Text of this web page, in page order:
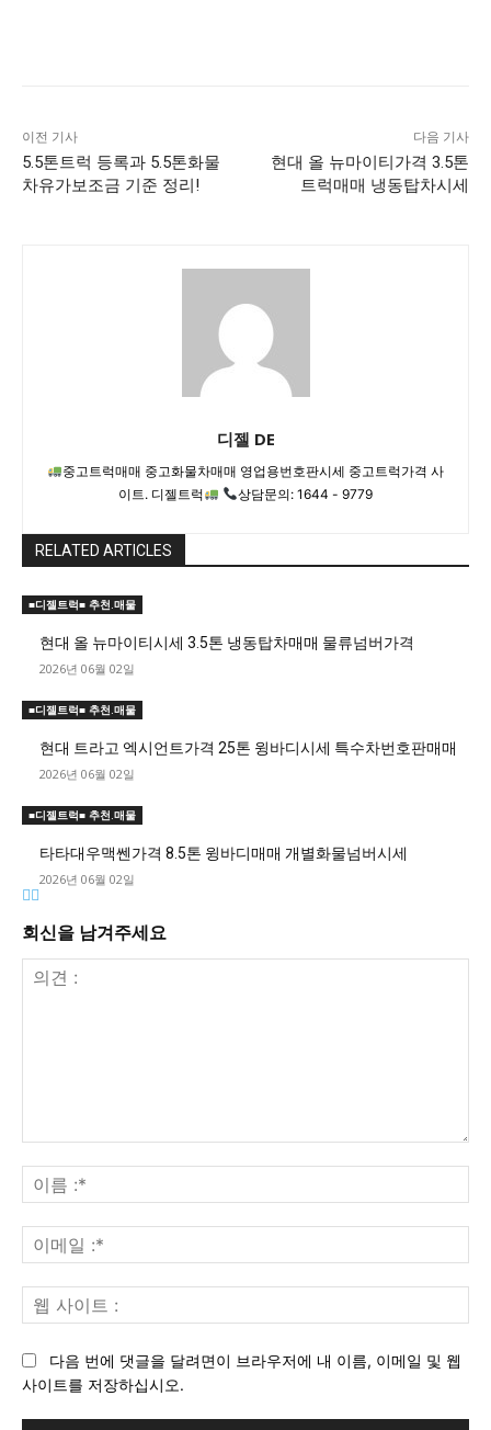
이전 기사
5.5톤트럭 등록과 5.5톤화물
차유가보조금 기준 정리!
다음 기사
현대 올 뉴마이티가격 3.5톤
트럭매매 냉동탑차시세
디젤 DE
중고트럭매매 중고화물차매매 영업용번호판시세 중고트럭가격 사
이트. 디젤트럭
상담문의: 1644 - 9779
RELATED ARTICLES
■디젤트럭■ 추천.매물
현대 올 뉴마이티시세 3.5톤 냉동탑차매매 물류넘버가격
2026년 06월 02일
■디젤트럭■ 추천.매물
현대 트라고 엑시언트가격 25톤 윙바디시세 특수차번호판매매
2026년 06월 02일
■디젤트럭■ 추천.매물
타타대우맥쎈가격 8.5톤 윙바디매매 개별화물넘버시세
2026년 06월 02일
회신을 남겨주세요
견
:
름
:*
메
일
사
다음 번에 댓글을 달려면이 브라우저에 내 이름, 이메일 및 웹
사이트를 저장하십시오.